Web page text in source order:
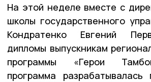
На этой неделе вместе с
школы государственного
Кондратенко Евгений
дипломы выпускникам
программы «Герои
программа разрабатывалась